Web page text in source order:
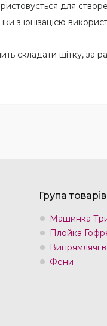
для
з іонізацією
складати щітку, за
Група товарів
Машинка
Плойка
Випрямлячі
Фени